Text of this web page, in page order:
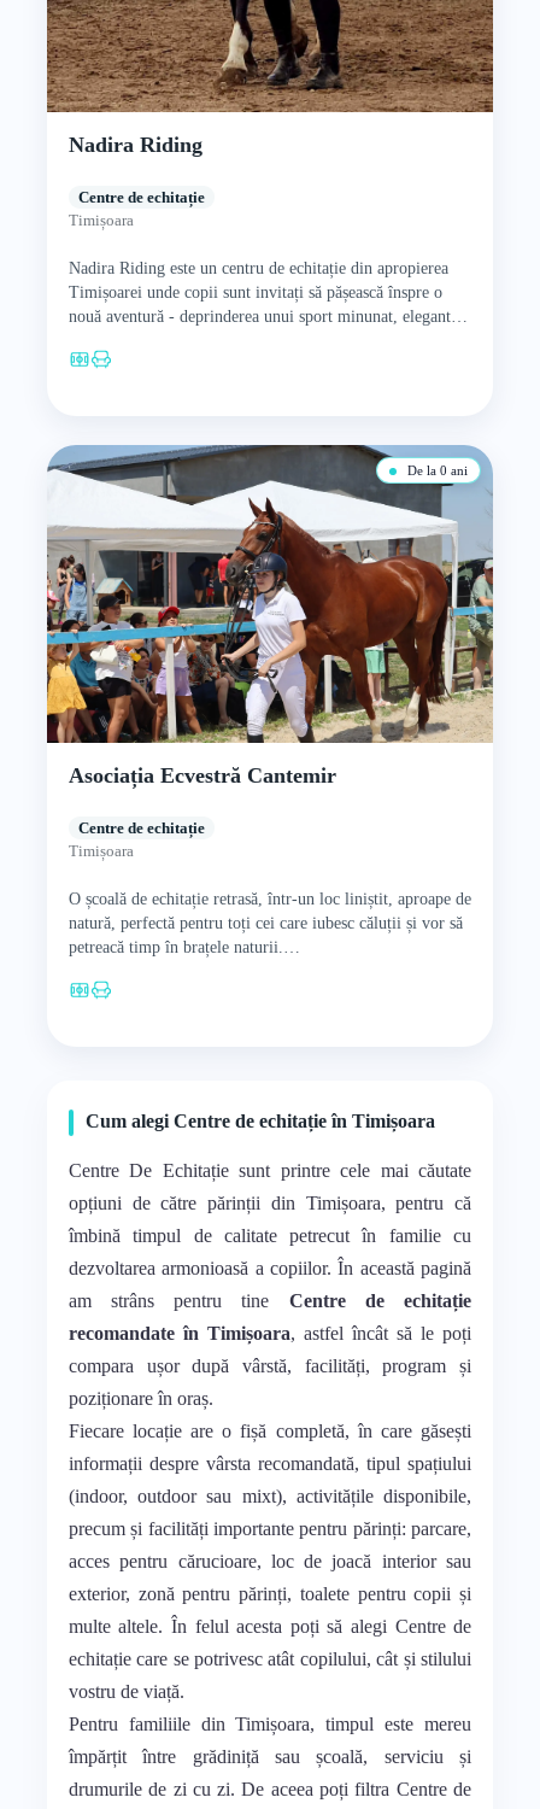
Nadira Riding
Centre de echitație
Timișoara
Nadira Riding este un centru de echitație din apropierea
Timișoarei unde copii sunt invitați să pășească înspre o
nouă aventură - deprinderea unui sport minunat, elegant…
De la 0 ani
Asociația Ecvestră Cantemir
Centre de echitație
Timișoara
O școală de echitație retrasă, într-un loc liniștit, aproape de
natură, perfectă pentru toți cei care iubesc căluții și vor să
petreacă timp în brațele naturii.…
Cum alegi Centre de echitație în Timișoara
Centre De Echitație sunt printre cele mai căutate
opțiuni de către părinții din Timișoara, pentru că
îmbină timpul de calitate petrecut în familie cu
dezvoltarea armonioasă a copiilor. În această pagină
am strâns pentru tine Centre de echitație
recomandate în Timișoara, astfel încât să le poți
compara ușor după vârstă, facilități, program și
poziționare în oraș.
Fiecare locație are o fișă completă, în care găsești
informații despre vârsta recomandată, tipul spațiului
(indoor, outdoor sau mixt), activitățile disponibile,
precum și facilități importante pentru părinți: parcare,
acces pentru cărucioare, loc de joacă interior sau
exterior, zonă pentru părinți, toalete pentru copii și
multe altele. În felul acesta poți să alegi Centre de
echitație care se potrivesc atât copilului, cât și stilului
vostru de viață.
Pentru familiile din Timișoara, timpul este mereu
împărțit între grădiniță sau școală, serviciu și
drumurile de zi cu zi. De aceea poți filtra Centre de